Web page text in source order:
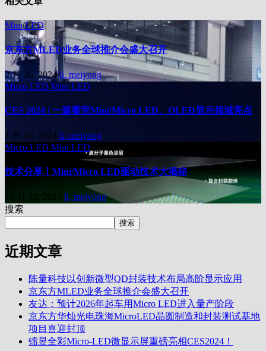
Mini LED
京东方MLED业务全球推介会盛大召开
2 月 26, 2024li, meiyong
Micro LED Mini LED
CES 2024 | 一篇看完Mini/Micro LED、OLED显示领域亮点
1 月 10, 2024 li, meiyong
Micro LED Mini LED
技术分享丨Mini/Micro LED驱动技术大揭秘
12 月 22, 2023 li, meiyong
搜索
搜索
近期文章
陈量科技以创新微型QD封装技术布局高阶显示应用
京东方MLED业务全球推介会盛大召开
友达：预计2026年起车用Micro LED进入量产阶段
京东方华灿光电珠海MicroLED晶圆制造和封装测试基地
项目喜迎封顶
镭昱全彩Micro-LED微显示屏重磅亮相CES2024！